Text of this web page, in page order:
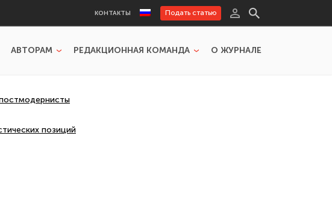
КОНТАКТЫ Подать статью
АВТОРАМ РЕДАКЦИОННАЯ КОМАНДА О ЖУРНАЛЕ
позиций